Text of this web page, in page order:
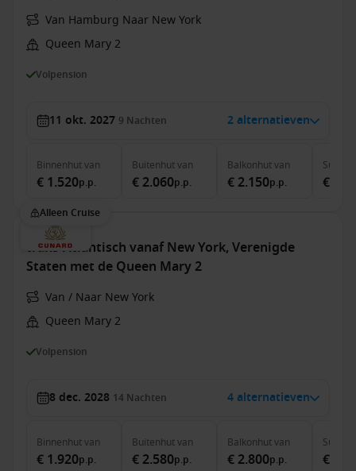
Van Hamburg Naar New York
Queen Mary 2
Volpension
11 okt. 2027 9 Nachten 2 alternatieven
Binnenhutvan
€ 1.520p.p.
Buitenhutvan
€ 2.060p.p.
Balkonhutvan
€ 2.150p.p.
Suite
€
Alleen Cruise
trans-Atlantisch vanaf New York, Verenigde
Staten met de Queen Mary 2
Van / Naar New York
Queen Mary 2
Volpension
8 dec. 2028 14 Nachten 4 alternatieven
Binnenhutvan
€ 1.920p.p.
Buitenhutvan
€ 2.580p.p.
Balkonhutvan
€ 2.800p.p.
Suite
€